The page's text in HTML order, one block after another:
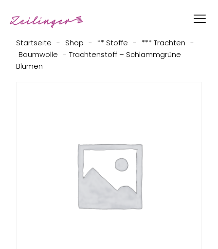
Startseite - Shop - ** Stoffe - *** Trachten -
Baumwolle - Trachtenstoff – Schlammgrüne
Blumen